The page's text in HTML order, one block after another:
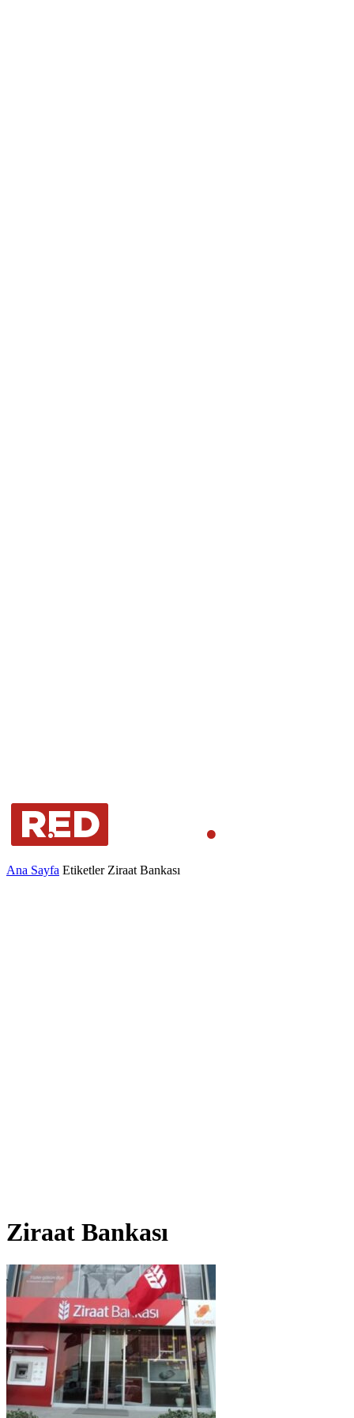
Ana Sayfa Etiketler Ziraat Bankası
Ziraat Bankası